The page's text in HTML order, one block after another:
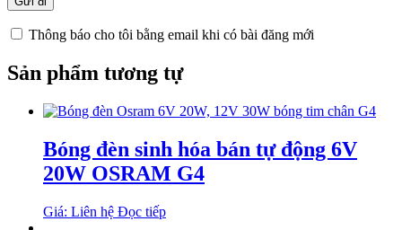
Thông báo cho tôi bằng email khi có bài đăng mới
Sản phẩm tương tự
Bóng đèn sinh hóa bán tự động 6V
20W OSRAM G4
Giá: Liên hệ Đọc tiếp